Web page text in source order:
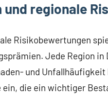
regionale
Risikobewertungen
Jede Region
und
ein, die ein wichtiger